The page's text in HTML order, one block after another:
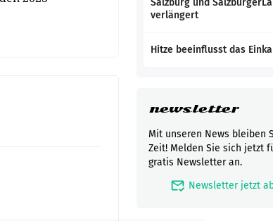
Salzburg und
verlängert
Hitze beeinflusst das
newsletter
Mit unseren News bleiben
Zeit! Melden Sie sich jetzt
gratis Newsletter an.
mark_email_read Newsletter jetzt